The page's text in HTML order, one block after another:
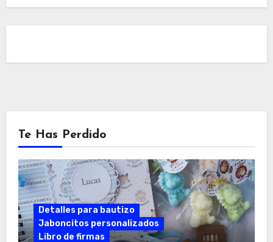
Te Has Perdido
Detalles para bautizo
Jaboncitos personalizados
Libro de firmas